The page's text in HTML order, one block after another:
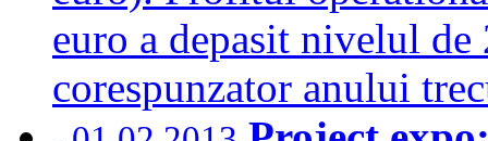
euro a depasit nivelul
corespunzator anului